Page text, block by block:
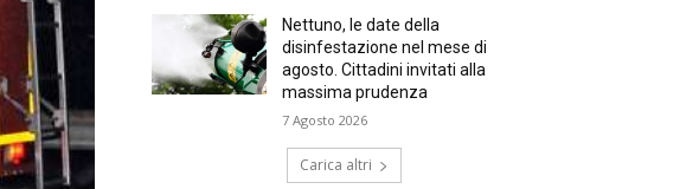
Nettuno, le date della
disinfestazione nel mese di
agosto. Cittadini invitati alla
massima prudenza
7 Agosto 2026
Carica altri